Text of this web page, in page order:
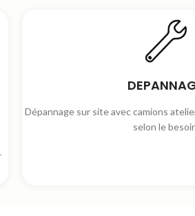
Dépannage sur site avec camions
selon le